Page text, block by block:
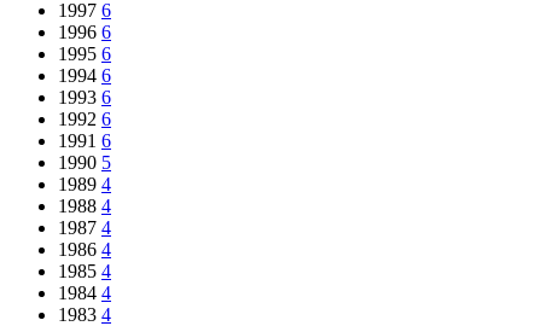
1997 6
1996 6
1995 6
1994 6
1993 6
1992 6
1991 6
1990 5
1989 4
1988 4
1987 4
1986 4
1985 4
1984 4
1983 4